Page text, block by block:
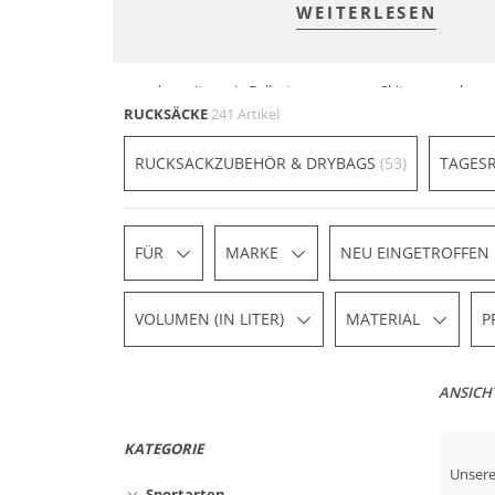
WEITERLESEN
runden mit wenig Ballast
15 bis 29 Liter
Skitouren­gehen
RUCKSÄCKE241 Artikel
RUCKSACKZUBEHÖR & DRYBAGS (53)
FÜR MARKE NEU EINGETROFFEN
VOLUMEN (IN LITER) MATERIAL
KATEGORIE